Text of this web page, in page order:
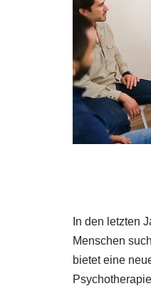
In den letzten
Menschen
bietet eine